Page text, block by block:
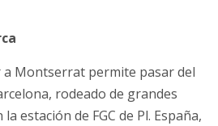
a Montserrat permite pasar del
​​rodeado de grandes
estación de FGC de Pl. España,